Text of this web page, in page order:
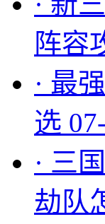
阵容
· 最
选
· 三
劫队